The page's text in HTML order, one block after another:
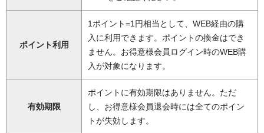
ポイント利用
1ポイント=1円相当として、WEB経由の購
入に利用できます。ポイントの換金はでき
ません。お得意様会員ログイン時のWEB購
入が対象になります。
有効期限
ポイントに有効期限はありません。ただ
し、お得意様会員退会時には全てのポイン
トが失効します。